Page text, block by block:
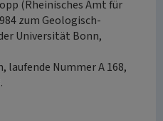
(Rheinisches Amt für
zum Geologisch-
Universität Bonn,
laufende Nummer A 168,